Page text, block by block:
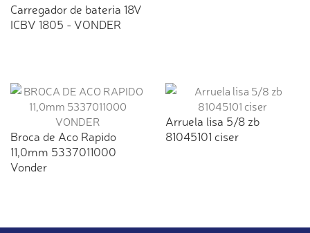
Carregador de bateria 18V
ICBV 1805 - VONDER
Broca de Aco Rapido
11,0mm 5337011000
Vonder
Arruela lisa 5/8 zb
81045101 ciser